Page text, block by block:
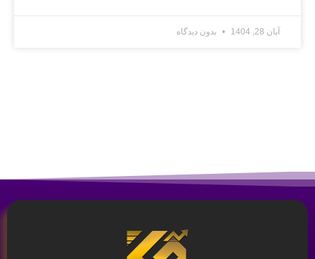
آبان 28, 1404 بدون دیدگاه